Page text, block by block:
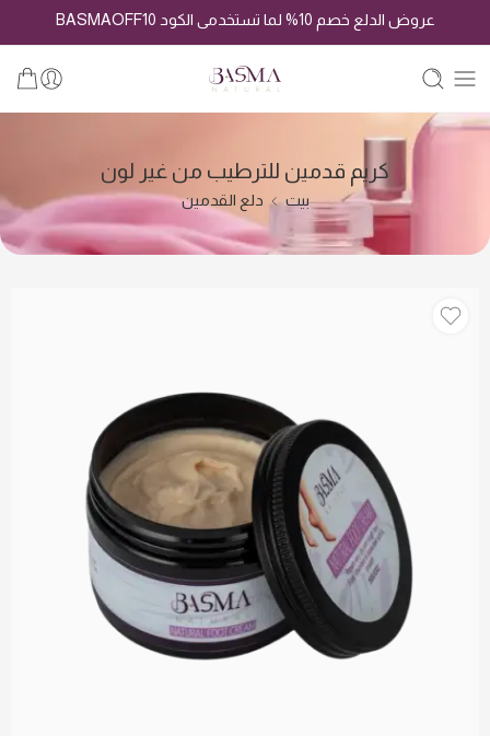
عروض الدلع خصم 10% لما تستخدمى الكود BASMAOFF10
كريم قدمين للترطيب من غير لون
بيت دلع القدمين